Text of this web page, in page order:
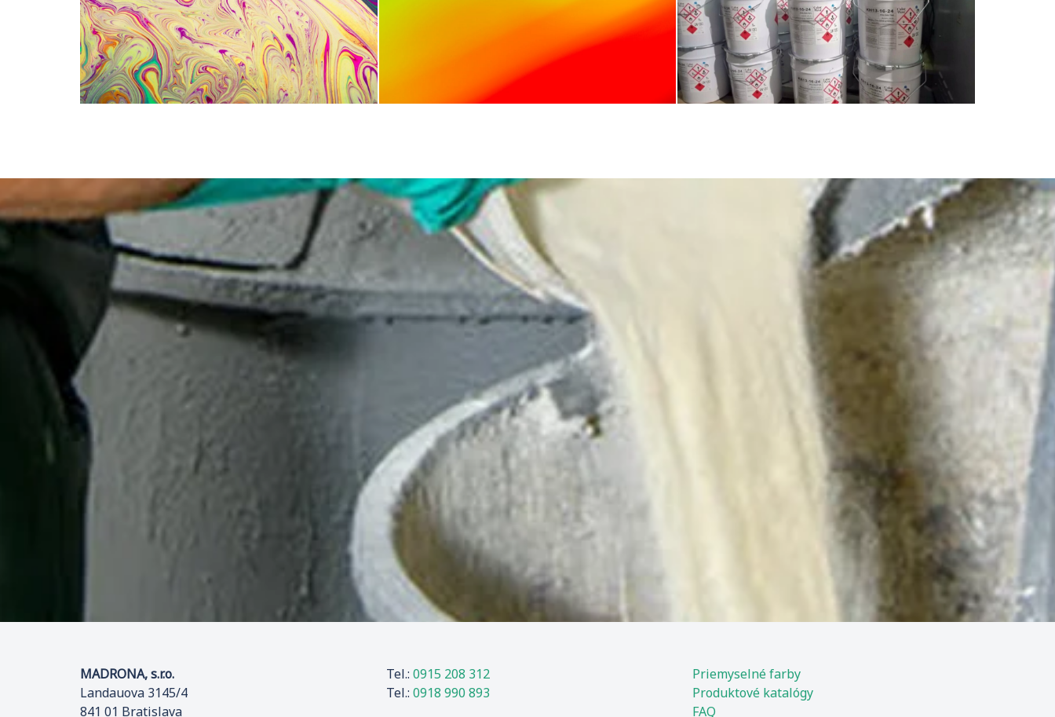
MADRONA, s.r.o.
Landauova 3145/4
841 01 Bratislava
Tel.: 0915 208 312
Tel.: 0918 990 893
Priemyselné farby
Produktové katalógy
FAQ